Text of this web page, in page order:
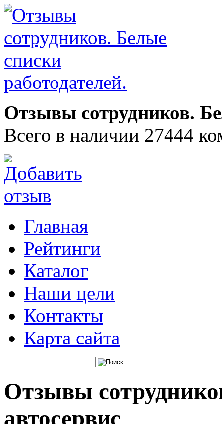
Отзывы сотрудников.
Всего в наличии 27444
Главная
Рейтинги
Каталог
Наши цели
Контакты
Карта сайта
Отзывы
автосервис